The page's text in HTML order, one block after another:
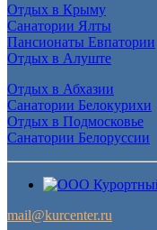
Отдых в Крыму
Санатории Ялты
Пансионаты Евпатории
Отдых в Алуште
Отдых в Абхазии
Санатории Белокурихи
Отдых в Подмосковье
Санатории Белоруссии
mail@kurcenter.ru